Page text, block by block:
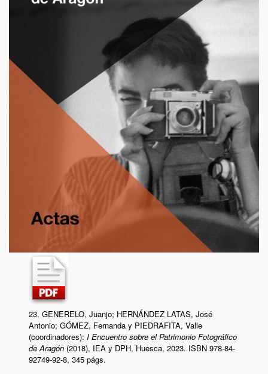
23. GENERELO, Juanjo; HERNÁNDEZ LATAS, José
Antonio; GÓMEZ, Fernanda y PIEDRAFITA, Valle
(coordinadores): I Encuentro sobre el Patrimonio Fotográfico
de Aragón (2018), IEA y DPH, Huesca, 2023. ISBN 978-84-
92749-92-8, 345 págs.